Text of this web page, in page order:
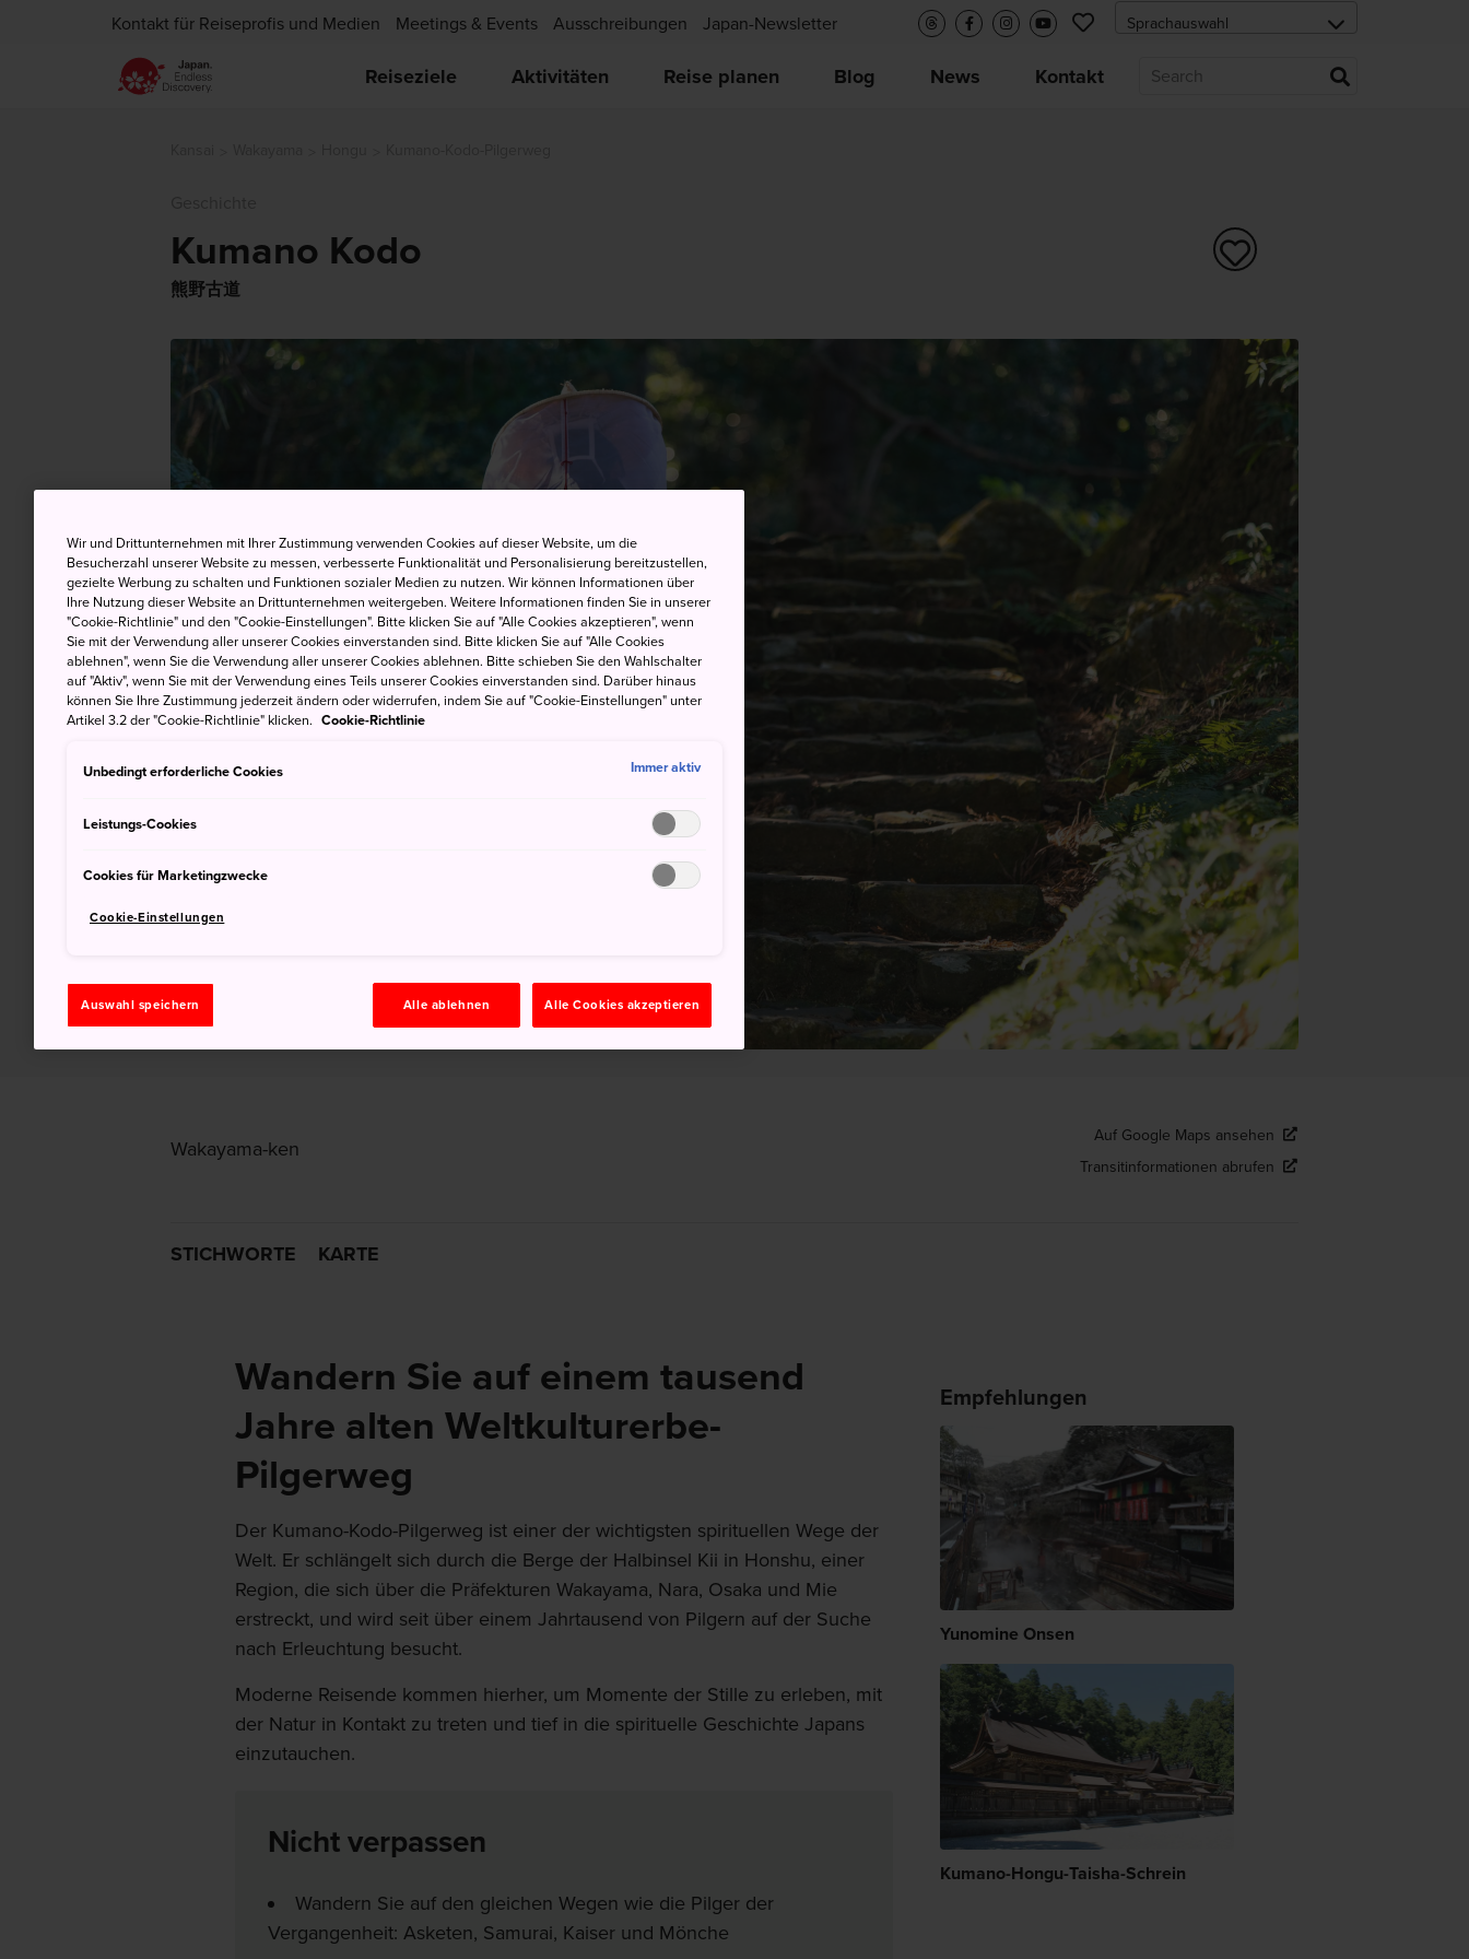
Kontakt für Reiseprofis und Medien Meetings & Events Ausschreibungen Japan-Newsletter
Reiseziele Aktivitäten Reise planen Blog News Kontakt
Kumano Kodo
熊野古道
Wakayama-ken
Auf Google Maps ansehen
Transitinformationen abrufen
STICHWORTE KARTE
Wandern Sie auf einem tausend
Jahre alten Weltkulturerbe-
Pilgerweg
Der Kumano-Kodo-Pilgerweg ist einer der wichtigsten spirituellen Wege der
Welt. Er schlängelt sich durch die Berge der Halbinsel Kii in Honshu, einer
Region, die sich über die Präfekturen Wakayama, Nara, Osaka und Mie
erstreckt, und wird seit über einem Jahrtausend von Pilgern auf der Suche
nach Erleuchtung besucht.
Moderne Reisende kommen hierher, um Momente der Stille zu erleben, mit
der Natur in Kontakt zu treten und tief in die spirituelle Geschichte Japans
einzutauchen.
Nicht verpassen
Wandern Sie auf den gleichen Wegen wie die Pilger der
Vergangenheit: Asketen, Samurai, Kaiser und Mönche
Empfehlungen
Yunomine Onsen
Kumano-Hongu-Taisha-Schrein
Wir und Drittunternehmen mit Ihrer Zustimmung verwenden Cookies auf dieser Website, um die
Besucherzahl unserer Website zu messen, verbesserte Funktionalität und Personalisierung bereitzustellen,
gezielte Werbung zu schalten und Funktionen sozialer Medien zu nutzen. Wir können Informationen über
Ihre Nutzung dieser Website an Drittunternehmen weitergeben. Weitere Informationen finden Sie in unserer
"Cookie-Richtlinie" und den "Cookie-Einstellungen". Bitte klicken Sie auf "Alle Cookies akzeptieren", wenn
Sie mit der Verwendung aller unserer Cookies einverstanden sind. Bitte klicken Sie auf "Alle Cookies
ablehnen", wenn Sie die Verwendung aller unserer Cookies ablehnen. Bitte schieben Sie den Wahlschalter
auf "Aktiv", wenn Sie mit der Verwendung eines Teils unserer Cookies einverstanden sind. Darüber hinaus
können Sie Ihre Zustimmung jederzeit ändern oder widerrufen, indem Sie auf "Cookie-Einstellungen" unter
Artikel 3.2 der "Cookie-Richtlinie" klicken. Cookie-Richtlinie
Unbedingt erforderliche Cookies Immer aktiv
Leistungs-Cookies
Cookies für Marketingzwecke
Cookie-Einstellungen
Auswahl speichern Alle ablehnen Alle Cookies akzeptieren